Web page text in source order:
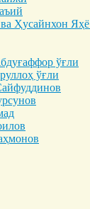
Ҳусайнхон
ўғли
ўғли